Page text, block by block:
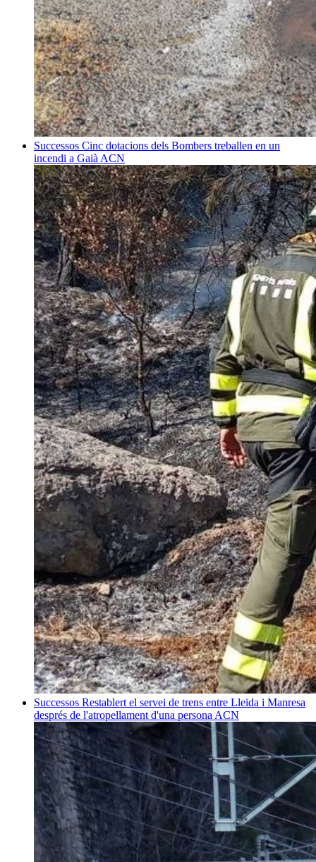
Successos Cinc dotacions dels Bombers treballen en un
incendi a Gaià ACN
Successos Restablert el servei de trens entre Lleida i Manresa
després de l'atropellament d'una persona ACN